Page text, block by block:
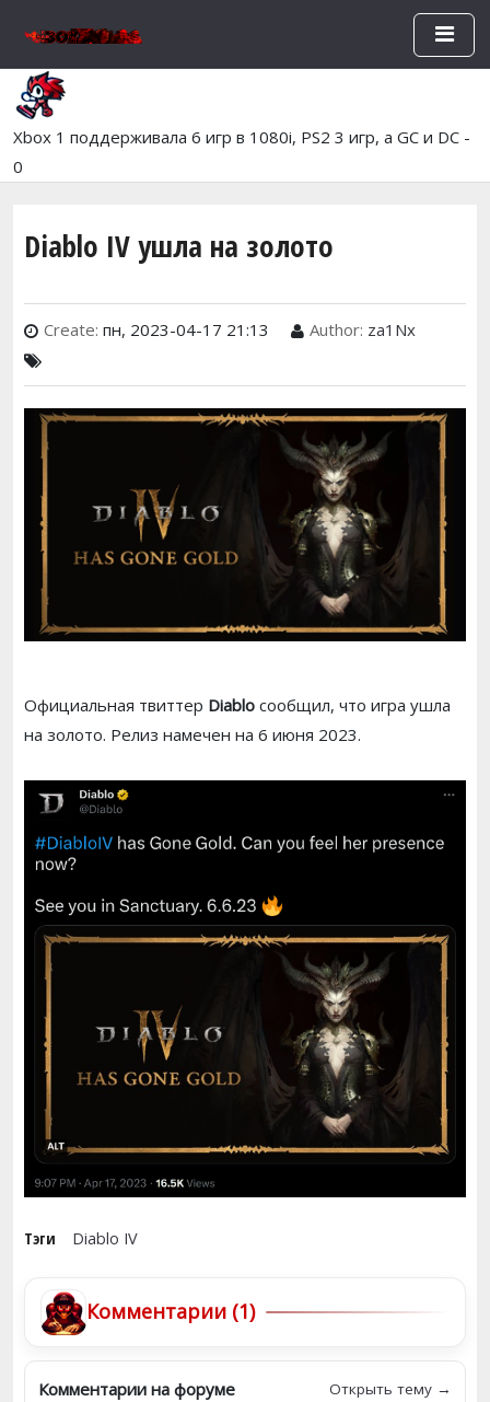
Перейти к основному
Xbox 1 поддерживала 6 игр в 1080i, PS2 3 игр, а GC и DC -
0
Diablo IV ушла на золото
Create: пн, 2023-04-17 21:13 Author: za1Nx
Официальная твиттер Diablo сообщил, что игра ушла
на золото. Релиз намечен на 6 июня 2023.
Тэги Diablo IV
Комментарии (1)
Комментарии на форуме Открыть тему →